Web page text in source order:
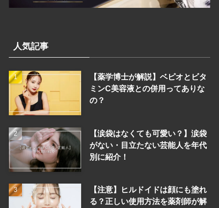
人気記事
【薬学博士が解説】ベピオとビタ
ミンC美容液との併用ってありな
の？
【涙袋はなくても可愛い？】涙袋
がない・目立たない芸能人を年代
別に紹介！
【注意】ヒルドイドは顔にも塗れ
る？正しい使用方法を薬剤師が解